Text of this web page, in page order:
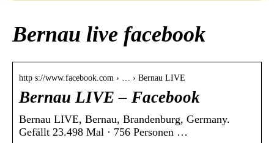
Bernau live facebook
http s://www.facebook.com › … › Bernau LIVE
Bernau LIVE – Facebook
Bernau LIVE, Bernau, Brandenburg, Germany.
Gefällt 23.498 Mal · 756 Personen …